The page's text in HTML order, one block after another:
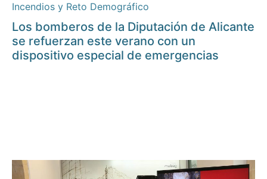
Incendios y Reto Demográfico
Los bomberos de la Diputación de Alicante
se refuerzan este verano con un
dispositivo especial de emergencias